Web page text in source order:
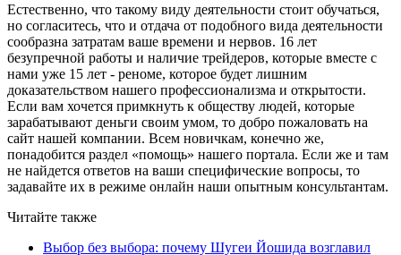
Естественно, что такому виду деятельности стоит обучаться,
но согласитесь, что и отдача от подобного вида деятельности
сообразна затратам ваше времени и нервов. 16 лет
безупречной работы и наличие трейдеров, которые вместе с
нами уже 15 лет - реноме, которое будет лишним
доказательством нашего профессионализма и открытости.
Если вам хочется примкнуть к обществу людей, которые
зарабатывают деньги своим умом, то добро пожаловать на
сайт нашей компании. Всем новичкам, конечно же,
понадобится раздел «помощь» нашего портала. Если же и там
не найдется ответов на ваши специфические вопросы, то
задавайте их в режиме онлайн наши опытным консультантам.
Читайте также
Выбор без выбора: почему Шугеи Йошида возглавил